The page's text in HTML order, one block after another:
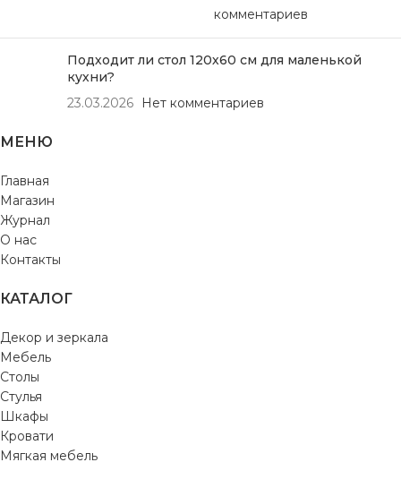
комментариев
Подходит ли стол 120х60 см для маленькой
кухни?
23.03.2026
Нет комментариев
МЕНЮ
Главная
Магазин
Журнал
О нас
Контакты
КАТАЛОГ
Декор и зеркала
Мебель
Столы
Стулья
Шкафы
Кровати
Мягкая мебель